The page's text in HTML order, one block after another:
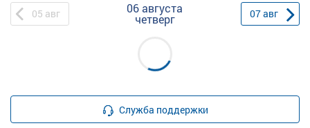
05 авг 06 августа
четверг 07авг
Служба поддержки